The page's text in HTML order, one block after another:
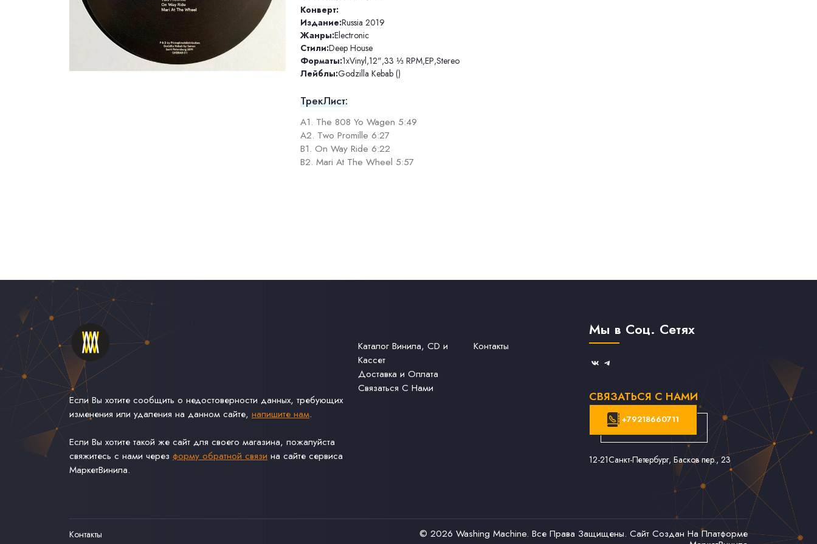
Конверт:
Издание:Russia 2019
Жанры:Electronic
Стили:Deep House
Форматы:1xVinyl,12",33 ⅓ RPM,EP,Stereo
Лейблы:Godzilla Kebab ()
ТрекЛист:
A1. The 808 Yo Wagen 5:49
A2. Two Promille 6:27
B1. On Way Ride 6:22
B2. Mari At The Wheel 5:57
Если Вы хотите сообщить о недостоверности данных, требующих
изменения или удаления на данном сайте, напишите нам.
Если Вы хотите такой же сайт для своего магазина, пожалуйста
свяжитесь с нами через форму обратной связи на сайте сервиса
МаркетВинила.
Каталог Винила, CD и
Кассет
Доставка и Оплата
Связаться С Нами
Контакты
Мы в Соц. Сетях
СВЯЗАТЬСЯ С НАМИ
+79218660711
12-21Санкт-Петербург, Басков пер., 23
Контакты © 2026 Washing Machine. Все Права Защищены. Сайт Создан На Платформе